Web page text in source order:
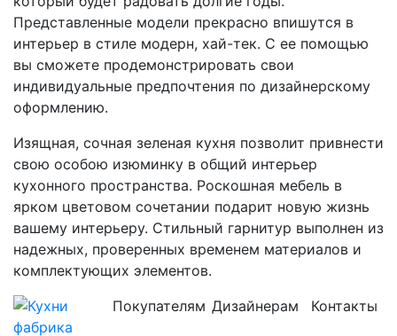
Представленные модели прекрасно впишутся в
интерьер в стиле модерн, хай-тек. С ее помощью
вы сможете продемонстрировать свои
индивидуальные предпочтения по дизайнерскому
оформлению.
Изящная, сочная зеленая кухня позволит привнести
свою особою изюминку в общий интерьер
кухонного пространства. Роскошная мебель в
ярком цветовом сочетании подарит новую жизнь
вашему интерьеру. Стильный гарнитур выполнен из
надежных, проверенных временем материалов и
комплектующих элементов.
Покупателям Дизайнерам Контакты